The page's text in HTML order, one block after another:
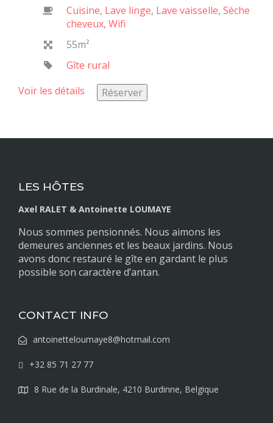
Cuisine, Lave linge, Lave vaisselle, Sèche
cheveux, Wifi
55m²
Gîte rural
Voir les détails
Réserver
LES HÔTES
Axel RALET & Antoinette LOUMAYE
Nous sommes pensionnés. Nous aimons les
demeures anciennes et les beaux jardins. Nous
avons donc restauré le gîte en gardant le plus
possible son caractère d’antan.
CONTACT INFO
antoinetteloumaye8@hotmail.com
+32 85 71 27 77
8 Rue de la Burdinale, 4210 Burdinne, Belgique